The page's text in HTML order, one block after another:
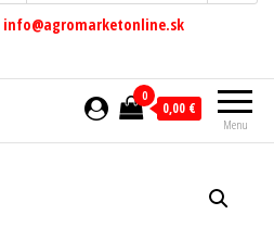
info@agromarketonline.sk
Menu
0
0,00 €